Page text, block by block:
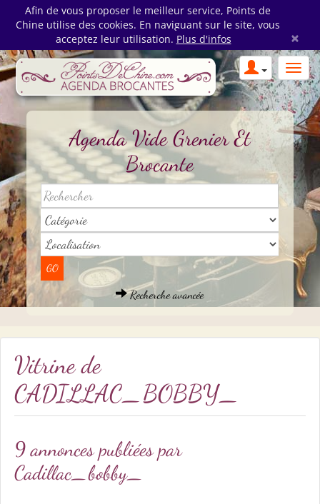
Afin de vous proposer le meilleur service, Points de
Chine utilise des cookies. En naviguant sur le site, vous
acceptez leur utilisation. Plus d'infos ×
Agenda Vide Grenier Et
Brocante
Recherche avancée
Vitrine de
CADILLAC_BOBBY_
9 annonces publiées par
Cadillac_bobby_